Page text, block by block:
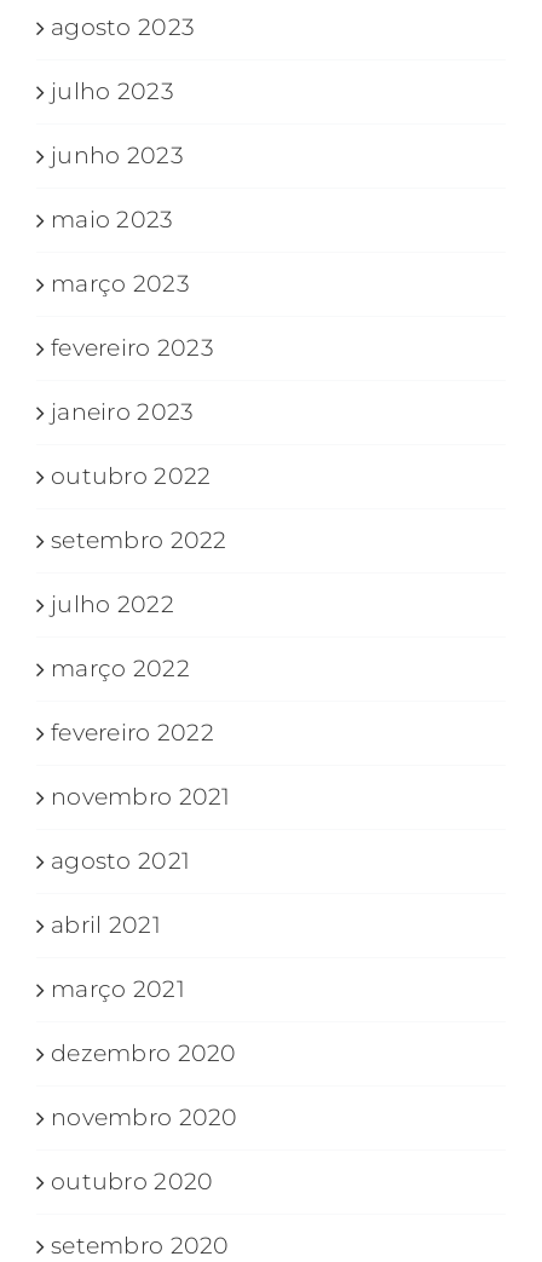
agosto 2023
julho 2023
junho 2023
maio 2023
março 2023
fevereiro 2023
janeiro 2023
outubro 2022
setembro 2022
julho 2022
março 2022
fevereiro 2022
novembro 2021
agosto 2021
abril 2021
março 2021
dezembro 2020
novembro 2020
outubro 2020
setembro 2020